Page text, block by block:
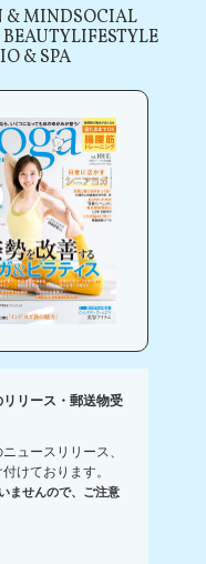
& MINDSOCIAL
LIFESTYLE
& SPA
リース・郵送物受
ュースリリース、
けております。
ませんので、ご注意